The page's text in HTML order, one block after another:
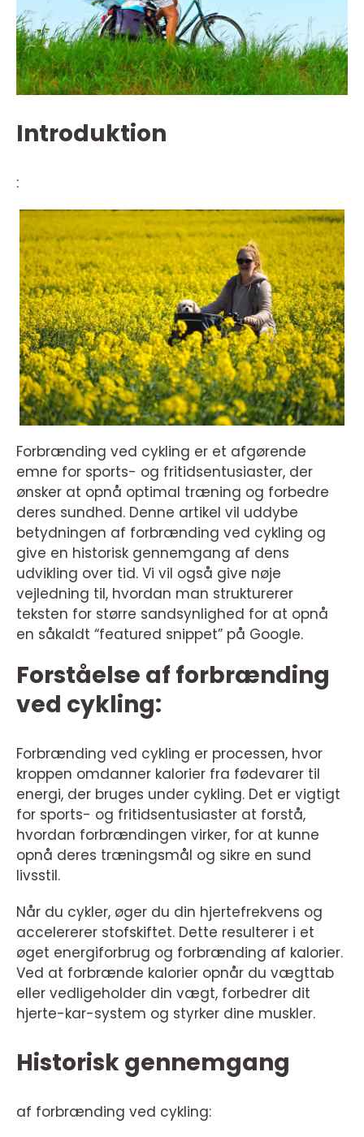
Introduktion
:
Forbrænding ved cykling er et afgørende
emne for sports- og fritidsentusiaster, der
ønsker at opnå optimal træning og forbedre
deres sundhed. Denne artikel vil uddybe
betydningen af forbrænding ved cykling og
give en historisk gennemgang af dens
udvikling over tid. Vi vil også give nøje
vejledning til, hvordan man strukturerer
teksten for større sandsynlighed for at opnå
en såkaldt “featured snippet” på Google.
Forståelse af forbrænding
ved cykling:
Forbrænding ved cykling er processen, hvor
kroppen omdanner kalorier fra fødevarer til
energi, der bruges under cykling. Det er vigtigt
for sports- og fritidsentusiaster at forstå,
hvordan forbrændingen virker, for at kunne
opnå deres træningsmål og sikre en sund
livsstil.
Når du cykler, øger du din hjertefrekvens og
accelererer stofskiftet. Dette resulterer i et
øget energiforbrug og forbrænding af kalorier.
Ved at forbrænde kalorier opnår du vægttab
eller vedligeholder din vægt, forbedrer dit
hjerte-kar-system og styrker dine muskler.
Historisk gennemgang
af forbrænding ved cykling: